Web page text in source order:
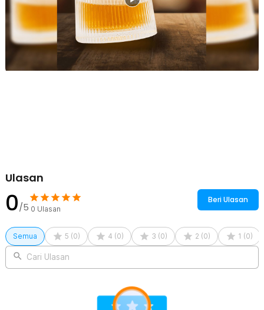
wine, champagne, cocktail, dan minuman dingin lainnya. Fleksibel
untuk berbagai kebutuhan, baik penggunaan pribadi maupun
jamuan tamu.
Kelengkapan Produk
Rincian yang Anda dapatkan untuk pembelian produk ini:
Ulasan
0/5 0 Ulasan
Beri Ulasan
Semua 5 (0) 4 (0) 3 (0) 2 (0) 1 (0)
Cari Ulasan